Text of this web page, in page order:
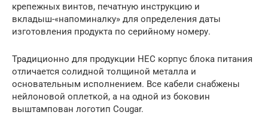
крепежных винтов, печатную инструкцию и
вкладыш-«напоминалку» для определения даты
изготовления продукта по серийному номеру.
Традиционно для продукции HEC корпус блока питания
отличается солидной толщиной металла и
основательным исполнением. Все кабели снабжены
нейлоновой оплеткой, а на одной из боковин
выштампован логотип Cougar.